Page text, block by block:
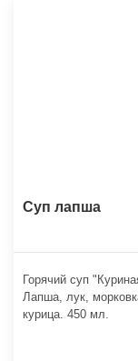
Суп лапша
Горячий суп
Лапша, лук,
курица. 450 мл.